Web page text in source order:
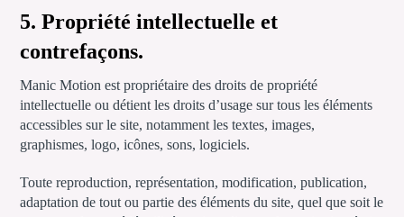
5. Propriété intellectuelle et
contrefaçons.
Manic Motion est propriétaire des droits de propriété
intellectuelle ou détient les droits d’usage sur tous les éléments
accessibles sur le site, notamment les textes, images,
graphismes, logo, icônes, sons, logiciels.
Toute reproduction, représentation, modification, publication,
adaptation de tout ou partie des éléments du site, quel que soit le